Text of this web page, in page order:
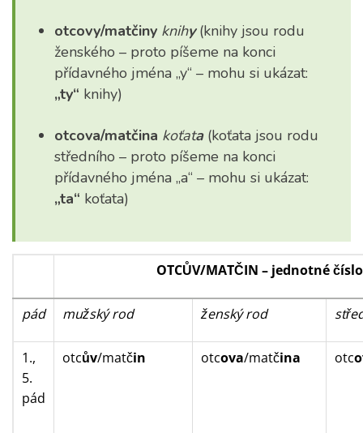
otcovy/matčiny knihy (knihy jsou rodu
ženského – proto píšeme na konci
přídavného jména „y“ – mohu si ukázat:
„ty“ knihy)
otcova/matčina koťata (koťata jsou rodu
středního – proto píšeme na konci
přídavného jména „a“ – mohu si ukázat:
„ta“ koťata)
OTCŮV/MATČIN – jednotné číslo
pád mužský rod ženský rod
1.,
5.
pád
otcův/matčin otcova/matčina otc